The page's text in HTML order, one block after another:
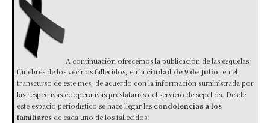
A continuación ofrecemos la publicación de las esquelas
fúnebres de los vecinos fallecidos, en la ciudad de 9 de Julio, en el
transcurso de este mes, de acuerdo con la información suministrada por
las respectivas cooperativas prestatarias del servicio de sepelios. Desde
este espacio periodístico se hace llegar las condolencias a los
familiares de cada uno de los fallecidos: